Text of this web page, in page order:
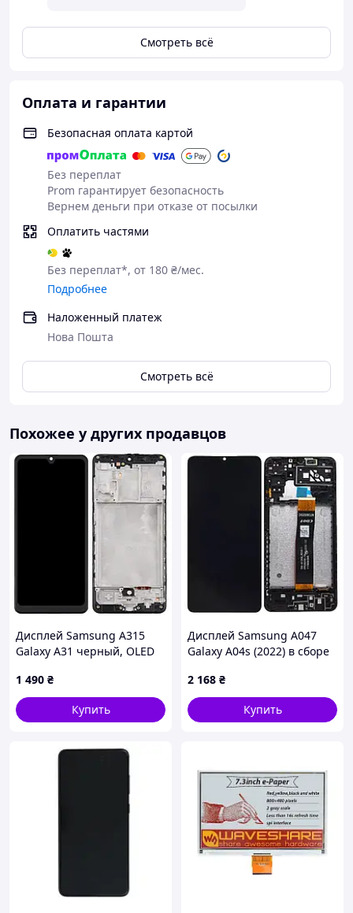
Смотреть всё
Оплата и гарантии
Безопасная оплата картой
Без переплат
Prom гарантирует безопасность
Вернем деньги при отказе от посылки
Оплатить частями
Без переплат*, от 180 ₴/мес.
Подробнее
Наложенный платеж
Нова Пошта
Смотреть всё
Похожее у других продавцов
Дисплей Samsung A315
Galaxy A31 черный, OLED
1 490 ₴
Купить
Дисплей Samsung A047
Galaxy A04s (2022) в сборе
service orig
2 168 ₴
Купить